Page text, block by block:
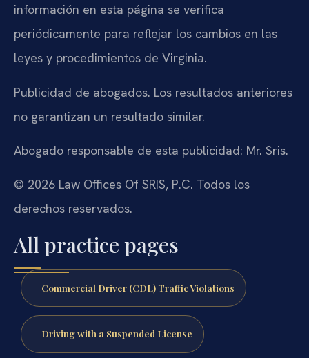
información en esta página se verifica
periódicamente para reflejar los cambios en las
leyes y procedimientos de Virginia.
Publicidad de abogados. Los resultados anteriores
no garantizan un resultado similar.
Abogado responsable de esta publicidad: Mr. Sris.
© 2026 Law Offices Of SRIS, P.C. Todos los
derechos reservados.
All practice pages
Commercial Driver (CDL) Traffic Violations
Driving with a Suspended License